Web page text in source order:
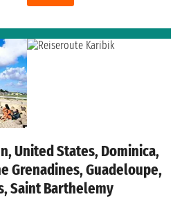
United States, Dominica,
Grenadines, Guadeloupe,
Saint Barthelemy